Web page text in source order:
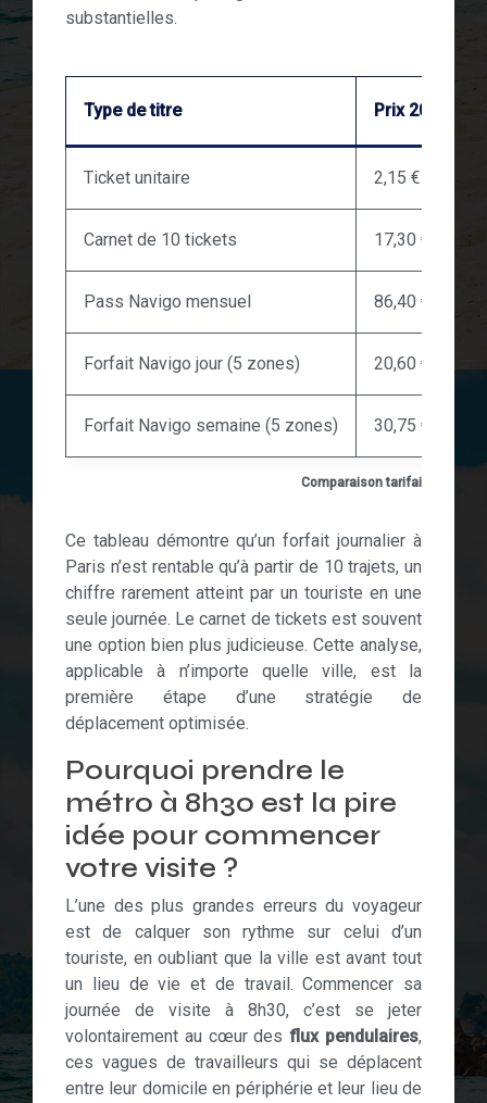
substantielles.
Comparaison tarifaire Paris
Type de titre Prix 2024
Ticket unitaire 2,15 €
Carnet de 10 tickets 17,30 €
Pass Navigo mensuel 86,40 €
Forfait Navigo jour (5 zones) 20,60 €
Forfait Navigo semaine (5 zones) 30,75 €
Ce tableau démontre qu’un forfait journalier à
Paris n’est rentable qu’à partir de 10 trajets, un
chiffre rarement atteint par un touriste en une
seule journée. Le carnet de tickets est souvent
une option bien plus judicieuse. Cette analyse,
applicable à n’importe quelle ville, est la
première étape d’une stratégie de
déplacement optimisée.
Pourquoi prendre le
métro à 8h30 est la pire
idée pour commencer
votre visite ?
L’une des plus grandes erreurs du voyageur
est de calquer son rythme sur celui d’un
touriste, en oubliant que la ville est avant tout
un lieu de vie et de travail. Commencer sa
journée de visite à 8h30, c’est se jeter
volontairement au cœur desflux pendulaires,
ces vagues de travailleurs qui se déplacent
entre leur domicile en périphérie et leur lieu de